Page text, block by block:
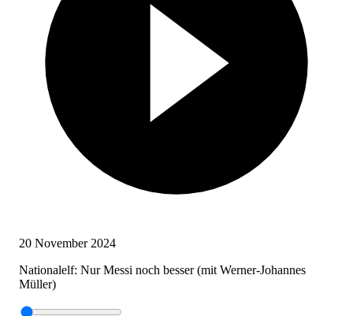
20 November 2024
Nationalelf: Nur Messi noch besser (mit Werner-Johannes
Müller)